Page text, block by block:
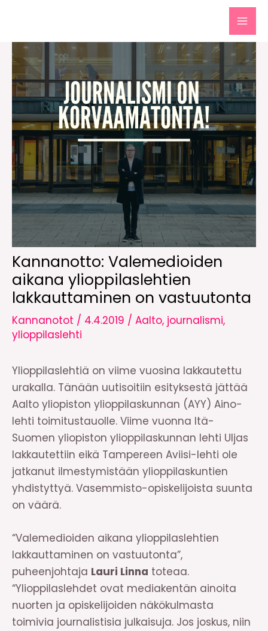
Kannanotto: Valemedioiden
aikana ylioppilaslehtien
lakkauttaminen on vastuutonta
Kannanotot / 4.4.2019 / Aalto, journalismi,
ylioppilaslehti
Ylioppilaslehtiä on viime vuosina lakkautettu
urakalla. Tänään uutisoitiin esityksestä jättää
Aalto yliopiston ylioppilaskunnan (AYY) Aino-
lehti toimitustauolle. Viime vuonna Itä-
Suomen yliopiston ylioppilaskunnan lehti Uljas
lakkautettiin eikä Tampereen Aviisi-lehti ole
jatkanut ilmestymistään ylioppilaskuntien
yhdistyttyä. Vasemmisto-opiskelijoista suunta
on väärä.
“Valemedioiden aikana ylioppilaslehtien
lakkauttaminen on vastuutonta”,
puheenjohtaja Lauri Linna toteaa.
“Ylioppilaslehdet ovat mediakentän ainoita
nuorten ja opiskelijoiden näkökulmasta
toimivia journalistisia julkaisuja. Jos joskus, niin